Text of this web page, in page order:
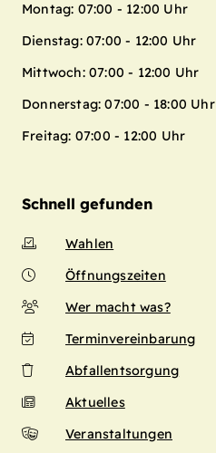
Montag: 07:00 - 12:00 Uhr
Dienstag: 07:00 - 12:00 Uhr
Mittwoch: 07:00 - 12:00 Uhr
Donnerstag: 07:00 - 18:00 Uhr
Freitag: 07:00 - 12:00 Uhr
Schnell gefunden
Wahlen
Öffnungszeiten
Wer macht was?
Terminvereinbarung
Abfallentsorgung
Aktuelles
Veranstaltungen